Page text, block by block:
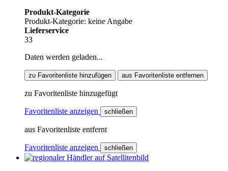
Produkt-Kategorie
Produkt-Kategorie: keine Angabe
Lieferservice
33
Daten werden geladen...
zu Favoritenliste hinzufügen aus Favoritenliste entfernen
zu Favoritenliste hinzugefügt
Favoritenliste anzeigen schließen
aus Favoritenliste entfernt
Favoritenliste anzeigen schließen